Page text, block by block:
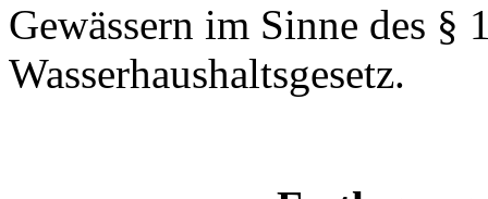
Gewässern im Sinne des §
Wasserhaushaltsgesetz.